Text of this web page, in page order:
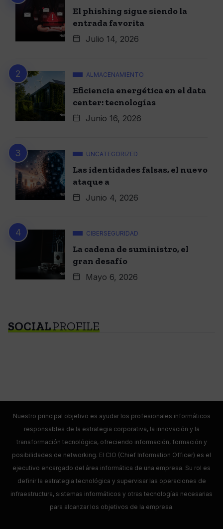
El phishing sigue siendo la
entrada favorita
Julio 14, 2026
ALMACENAMIENTO
Eficiencia energética en el data
center: tecnologías
Junio 16, 2026
UNCATEGORIZED
Las identidades falsas, el nuevo
ataque a
Junio 4, 2026
CIBERSEGURIDAD
La cadena de suministro, el
gran desafío
Mayo 6, 2026
SOCIALPROFILE
Nuestro principal objetivo es ayudar los profesionales informáticos
responsables de la estrategia corporativa, la innovación y la
transformación tecnológica, ofreciendo información, formación y
posibilidades de networking. El CIO (Chief Information Officer) es el
ejecutivo encargado del área informática de una empresa. Su rol es
definir la estrategia tecnológica y supervisar las operaciones de
infraestructura, sistemas informáticos y otras tecnologías necesarias
para alcanzar los objetivos de la empresa.